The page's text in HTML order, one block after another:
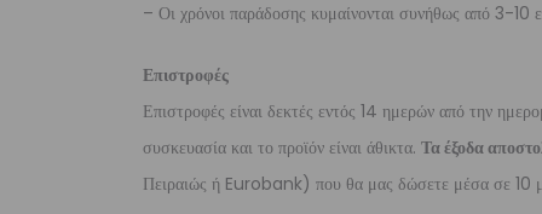
– Οι χρόνοι παράδοσης κυμαίνονται συνήθως από 3-10
Επιστροφές
Επιστροφές είναι δεκτές εντός 14 ημερών από την
συσκευασία και το προϊόν είναι άθικτα. Τα έξοδα
Πειραιώς ή Eurobank) που θα μας δώσετε μέσα σε 10